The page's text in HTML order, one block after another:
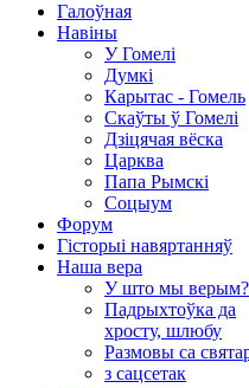
Галоўная
Навіны
У Гомелі
Думкі
Карытас - Гомель
Скаўты ў Гомелі
Дзіцячая вёска
Царква
Папа Рымскі
Соцыум
Форум
Гісторыі навяртанняў
Наша вера
У што мы верым?
Падрыхтоўка да
хросту, шлюбу
Размовы са
з сацсетак